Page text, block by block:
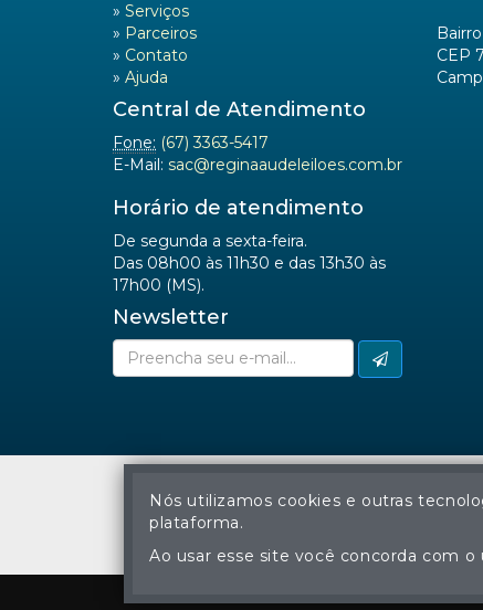
» Serviços
» Parceiros
» Contato
» Ajuda
Central de Atendimento
Fone: (67) 3363-5417
E-Mail: sac@reginaaudeleiloes.com.br
Horário de atendimento
De segunda a sexta-feira.
Das 08h00 às 11h30 e das 13h30 às
17h00 (MS).
Newsletter
CEP
A cópia ou
Nós utilizamos cookies e outras
plataforma.
Ao usar esse site você concorda com